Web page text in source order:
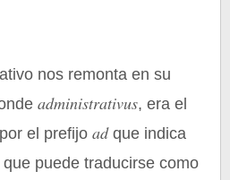
nos remonta en su
administrativus, era el
el prefijo adque indica
que puede traducirse como